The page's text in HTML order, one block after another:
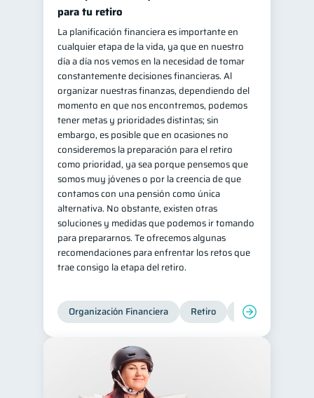
para tu retiro
La planificación financiera es importante en
cualquier etapa de la vida, ya que en nuestro
día a día nos vemos en la necesidad de tomar
constantemente decisiones financieras. Al
organizar nuestras finanzas, dependiendo del
momento en que nos encontremos, podemos
tener metas y prioridades distintas; sin
embargo, es posible que en ocasiones no
consideremos la preparación para el retiro
como prioridad, ya sea porque pensemos que
somos muy jóvenes o por la creencia de que
contamos con una pensión como única
alternativa. No obstante, existen otras
soluciones y medidas que podemos ir tomando
para prepararnos. Te ofrecemos algunas
recomendaciones para enfrentar los retos que
trae consigo la etapa del retiro.
Organización Financiera Retiro Cuenta